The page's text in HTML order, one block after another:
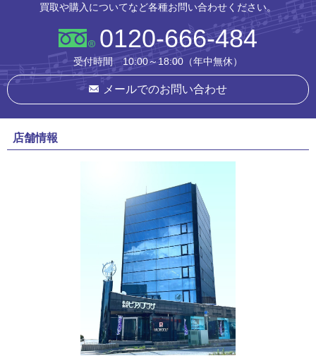
買取や購入についてなど各種お問い合わせください。
0120-666-484
受付時間 10:00～18:00（年中無休）
メールでのお問い合わせ
店舗情報